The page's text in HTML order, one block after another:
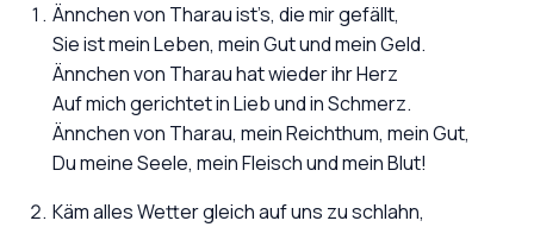
Ännchen von Tharau ist’s, die mir gefällt,
Sie ist mein Leben, mein Gut und mein Geld.
Ännchen von Tharau hat wieder ihr Herz
Auf mich gerichtet in Lieb und in Schmerz.
Ännchen von Tharau, mein Reichthum, mein Gut,
Du meine Seele, mein Fleisch und mein Blut!
Käm alles Wetter gleich auf uns zu schlahn,